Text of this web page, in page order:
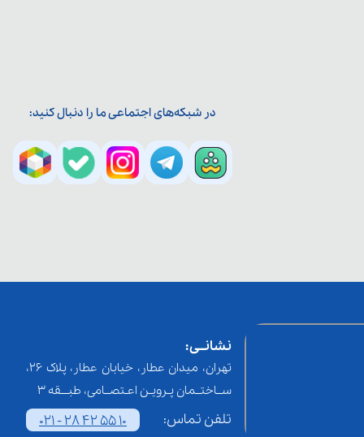
در شبکه‌های اجتماعی ما را دنبال کنید:
نشانــی:
تهران، میدان عطار، خیابان عطار، پلاک 26،
ســاختــمان پـرویـن اعـتصــامی، طبـــقه 3
تلفن تماس: 021 - 28 42 55 10